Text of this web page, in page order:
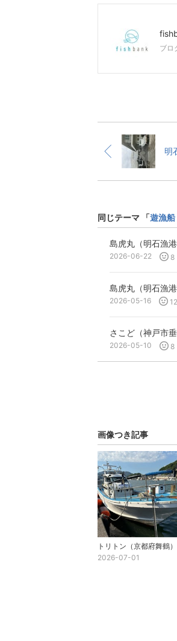
ブロ
同じテーマ 「遊漁船
島虎丸（明石漁
2026-06-22 8
島虎丸（明石漁
2026-05-16 12
さこど（神戸市
2026-05-10 8
画像つき記事
2026-07-01